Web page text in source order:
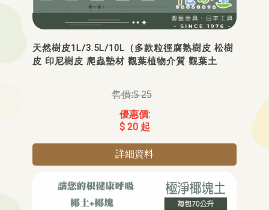
天然樹皮1L/3.5L/10L（多款粒徑腐熟樹皮 松樹
皮 印尼樹皮 爬蟲墊材 觀葉植物介質 觀葉土
$ 25
$ 20 起
詳細資料